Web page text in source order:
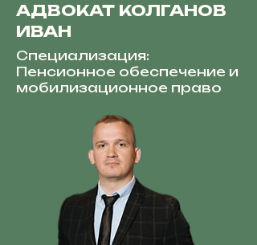
АДВОКАТ КОЛГАНОВ
ИВАН
Специализация:
Пенсионное обеспечение и
мобилизационное право